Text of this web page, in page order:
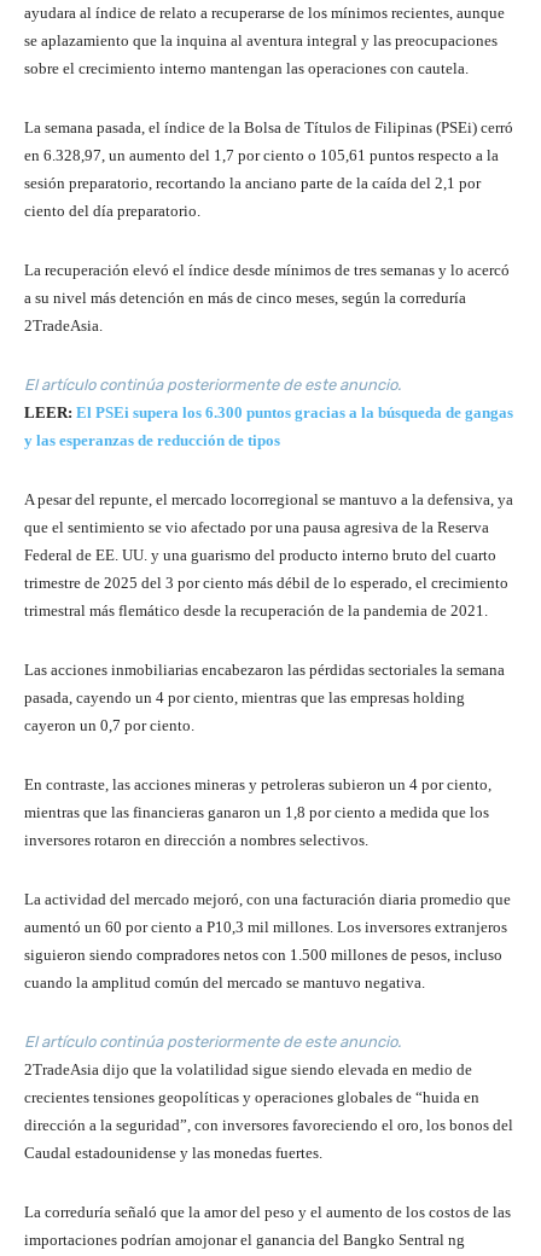
ayudara al índice de relato a recuperarse de los mínimos recientes, aunque
se aplazamiento que la inquina al aventura integral y las preocupaciones
sobre el crecimiento interno mantengan las operaciones con cautela.
La semana pasada, el índice de la Bolsa de Títulos de Filipinas (PSEi) cerró
en 6.328,97, un aumento del 1,7 por ciento o 105,61 puntos respecto a la
sesión preparatorio, recortando la anciano parte de la caída del 2,1 por
ciento del día preparatorio.
La recuperación elevó el índice desde mínimos de tres semanas y lo acercó
a su nivel más detención en más de cinco meses, según la correduría
2TradeAsia.
El artículo continúa posteriormente de este anuncio.
LEER: El PSEi supera los 6.300 puntos gracias a la búsqueda de gangas
y las esperanzas de reducción de tipos
A pesar del repunte, el mercado locorregional se mantuvo a la defensiva, ya
que el sentimiento se vio afectado por una pausa agresiva de la Reserva
Federal de EE. UU. y una guarismo del producto interno bruto del cuarto
trimestre de 2025 del 3 por ciento más débil de lo esperado, el crecimiento
trimestral más flemático desde la recuperación de la pandemia de 2021.
Las acciones inmobiliarias encabezaron las pérdidas sectoriales la semana
pasada, cayendo un 4 por ciento, mientras que las empresas holding
cayeron un 0,7 por ciento.
En contraste, las acciones mineras y petroleras subieron un 4 por ciento,
mientras que las financieras ganaron un 1,8 por ciento a medida que los
inversores rotaron en dirección a nombres selectivos.
La actividad del mercado mejoró, con una facturación diaria promedio que
aumentó un 60 por ciento a P10,3 mil millones. Los inversores extranjeros
siguieron siendo compradores netos con 1.500 millones de pesos, incluso
cuando la amplitud común del mercado se mantuvo negativa.
El artículo continúa posteriormente de este anuncio.
2TradeAsia dijo que la volatilidad sigue siendo elevada en medio de
crecientes tensiones geopolíticas y operaciones globales de “huida en
dirección a la seguridad”, con inversores favoreciendo el oro, los bonos del
Caudal estadounidense y las monedas fuertes.
La correduría señaló que la amor del peso y el aumento de los costos de las
importaciones podrían amojonar el ganancia del Bangko Sentral ng